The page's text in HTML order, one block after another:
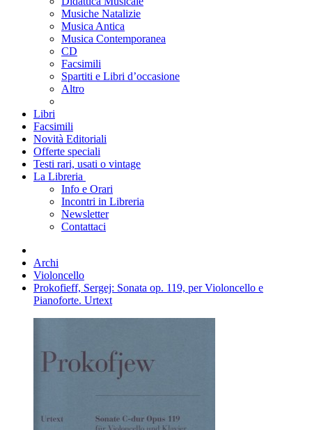
Musiche Natalizie
Musica Antica
Musica Contemporanea
CD
Facsimili
Spartiti e Libri d’occasione
Altro
Libri
Facsimili
Novità Editoriali
Offerte speciali
Testi rari, usati o vintage
La Libreria
Info e Orari
Incontri in Libreria
Newsletter
Contattaci
Archi
Violoncello
Prokofieff, Sergej: Sonata op. 119, per Violoncello e
Pianoforte. Urtext